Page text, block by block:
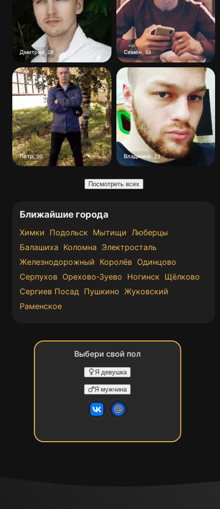
Дмитрий ,28 Семён,33
Пётр,20 Владимир,23
Посмотреть всех
Ближайшие города
Химки Подольск Мытищи Люберцы
Балашиха Коломна Электросталь
Железнодорожный Королёв Одинцово
Серпухов Орехово-Зуево Ногинск Щёлково
Сергиев Посад Пушкино Жуковский
Раменское
Выбери свой пол
Я девушка
Я мужчина